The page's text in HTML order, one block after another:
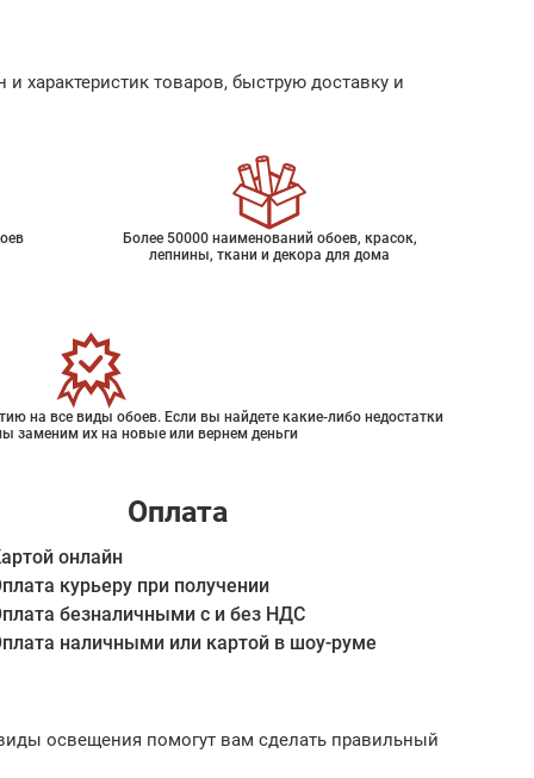
характеристик товаров, быструю доставку и
Более 50000 наименований обоев, красок,
лепнины, ткани и декора для дома
на все виды обоев. Если вы найдете какие-либо недостатки
заменим их на новые или вернем деньги
Оплата
онлайн
курьеру при получении
безналичными с и без НДС
наличными или картой в шоу-руме
освещения помогут вам сделать правильный